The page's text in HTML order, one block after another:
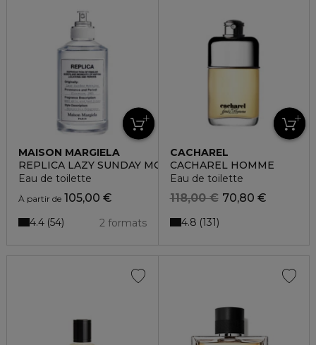
MAISON MARGIELA
REPLICA LAZY SUNDAY MORNING
Eau de toilette
À partir de 105,00 €
2 formats
4.4 54
CACHAREL
CACHAREL HOMME
Eau de toilette
70,80 €
118,00 €
4.8 131